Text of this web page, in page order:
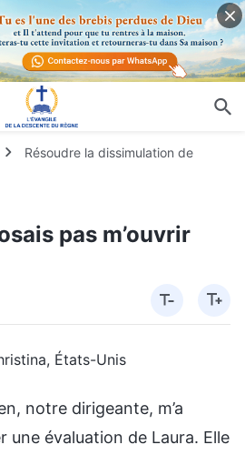
Résoudre la dissimulation de
pas m’ouvrir
États-Unis
notre dirigeante, m’a
une évaluation de Laura. Elle